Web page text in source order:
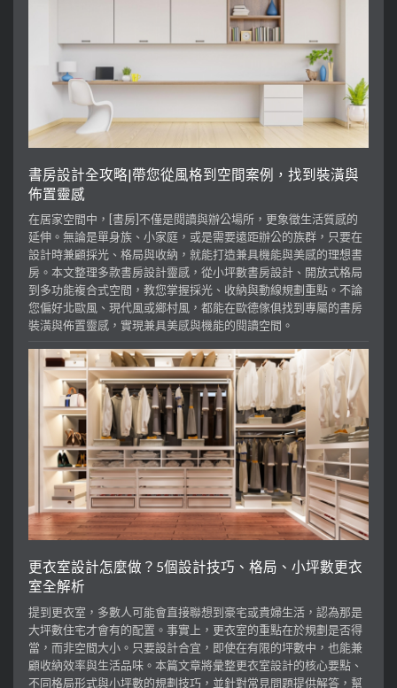
書房設計全攻略|帶您從風格到空間案例，找到裝潢與
佈置靈感
在居家空間中，[書房]不僅是閱讀與辦公場所，更象徵生活質感的
延伸。無論是單身族、小家庭，或是需要遠距辦公的族群，只要在
設計時兼顧採光、格局與收納，就能打造兼具機能與美感的理想書
房。本文整理多款書房設計靈感，從小坪數書房設計、開放式格局
到多功能複合式空間，教您掌握採光、收納與動線規劃重點。不論
您偏好北歐風、現代風或鄉村風，都能在歐德傢俱找到專屬的書房
裝潢與佈置靈感，實現兼具美感與機能的閱讀空間。
更衣室設計怎麼做？5個設計技巧、格局、小坪數更衣
室全解析
提到更衣室，多數人可能會直接聯想到豪宅或貴婦生活，認為那是
大坪數住宅才會有的配置。事實上，更衣室的重點在於規劃是否得
當，而非空間大小。只要設計合宜，即使在有限的坪數中，也能兼
顧收納效率與生活品味。本篇文章將彙整更衣室設計的核心要點、
不同格局形式與小坪數的規劃技巧，並針對常見問題提供解答，幫